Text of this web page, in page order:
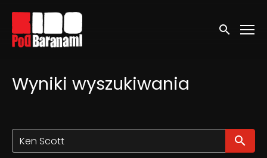
Linki ułatwień dostępu
Wyszukaj
Wyniki wyszukiwania